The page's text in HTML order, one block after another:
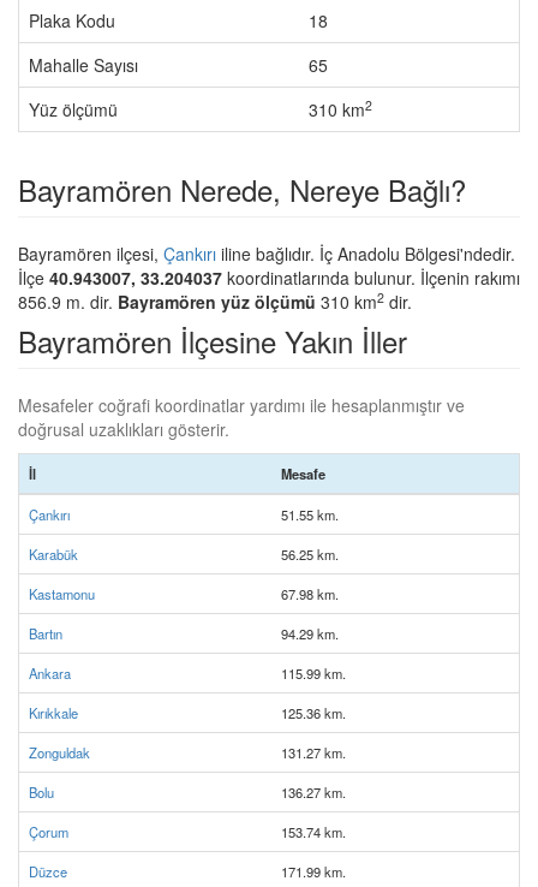
Plaka Kodu
18
Mahalle Sayısı
65
Yüz ölçümü
310 km2
Bayramören Nerede, Nereye Bağlı?
Bayramören ilçesi, Çankırı iline bağlıdır. İç Anadolu Bölgesi'ndedir.
İlçe 40.943007, 33.204037 koordinatlarında bulunur. İlçenin rakımı
856.9 m. dir. Bayramören yüz ölçümü 310 km2 dir.
Bayramören İlçesine Yakın İller
Mesafeler coğrafi koordinatlar yardımı ile hesaplanmıştır ve
doğrusal uzaklıkları gösterir.
İl Mesafe
Çankırı 51.55 km.
Karabük 56.25 km.
Kastamonu 67.98 km.
Bartın 94.29 km.
Ankara 115.99 km.
Kırıkkale 125.36 km.
Zonguldak 131.27 km.
Bolu 136.27 km.
Çorum 153.74 km.
Düzce 171.99 km.